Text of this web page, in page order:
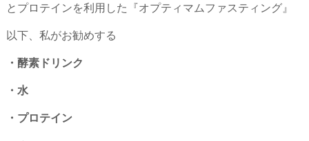
とプロテインを利用した『オプティマムファスティング』
以下、私がお勧めする
・酵素ドリンク
・水
・プロテイン